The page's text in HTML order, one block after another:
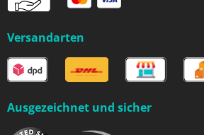
Versandarten
Ausgezeichnet und sicher